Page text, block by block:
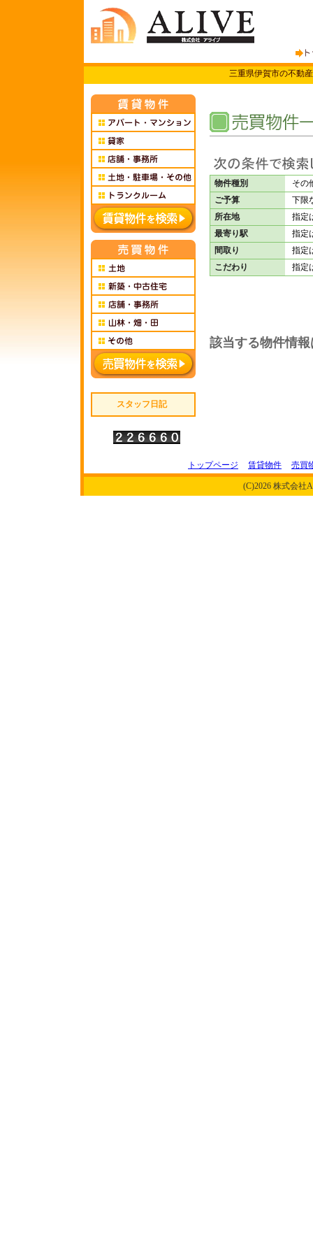
三重県伊賀市の不動
スタッフ日記
物件種別
そ
ご予算
下限
所在地
指定
最寄り駅
指定
間取り
指定
こだわり
指定
該当する物件情
トップページ 賃貸物件 売買
(C)2026 株式会社